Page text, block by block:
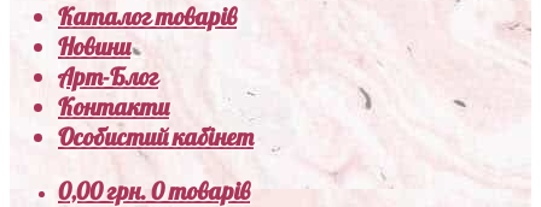
Каталог товарів
Новини
Арт-Блог
Контакти
Особистий кабінет
0,00грн.0 товарів